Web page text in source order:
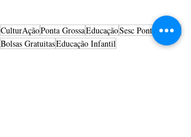
CulturAçãoPonta GrossaEducaçãoSesc Ponta Grossa
Bolsas GratuitasEducação Infantil